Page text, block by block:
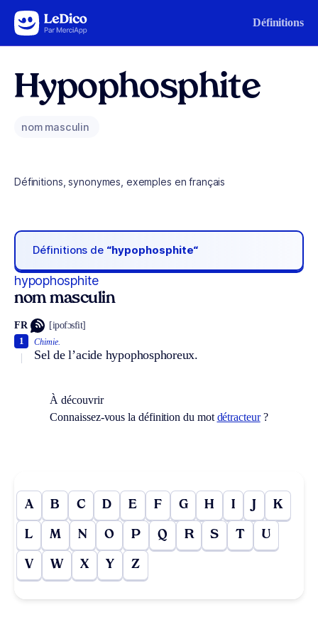
Aller au contenu Définitions
Hypophosphite
nom masculin
Définitions, synonymes, exemples en français
Définitions de “hypophosphite“
hypophosphite
nom masculin
FR [ipofɔsfit]
Chimie.
Sel de l’acide hypophosphoreux.
1
À découvrir
Connaissez-vous la définition du mot détracteur?
A B C D E F G H I J K
L M N O P Q R S T U
V W X Y Z